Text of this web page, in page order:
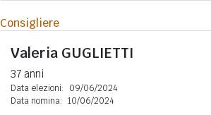
Consigliere
Valeria GUGLIETTI
37 anni
Data elezioni:
09/06/2024
Data nomina: 10/06/2024